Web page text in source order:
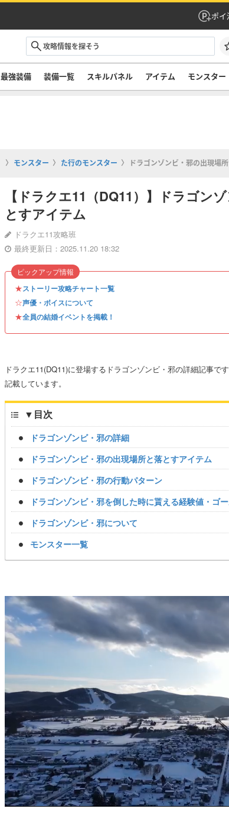
ポイ
最強装備 装備一覧 スキルパネル アイテム モンスター
モンスター た行のモンスター ドラゴンゾンビ・邪の出現場
【ドラクエ11（DQ11）】ドラゴン
とすアイテム
ドラクエ11攻略班
最終更新日：2025.11.20 18:32
★ストーリー攻略チャート一覧
☆声優・ボイスについて
★全員の結婚イベントを掲載！
ピックアップ情報
ドラクエ11(DQ11)に登場するドラゴンゾンビ・邪の詳細記事で
記載しています。
▼ 目次
ドラゴンゾンビ・邪の詳細
ドラゴンゾンビ・邪の出現場所と落とすアイテム
ドラゴンゾンビ・邪の行動パターン
ドラゴンゾンビ・邪を倒した時に貰える経験値・ゴ
ドラゴンゾンビ・邪について
モンスター一覧